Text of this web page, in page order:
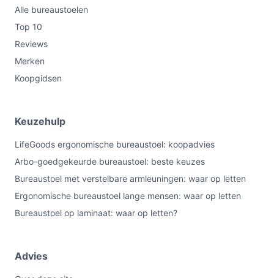
Alle bureaustoelen
Top 10
Reviews
Merken
Koopgidsen
Keuzehulp
LifeGoods ergonomische bureaustoel: koopadvies
Arbo-goedgekeurde bureaustoel: beste keuzes
Bureaustoel met verstelbare armleuningen: waar op letten
Ergonomische bureaustoel lange mensen: waar op letten
Bureaustoel op laminaat: waar op letten?
Advies